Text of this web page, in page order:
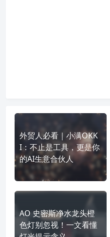
外贸人必看｜小满OKK
I：不止是工具，更是你
的AI生意合伙人
AO 史密斯净水龙头橙
色灯别忽视！一文看懂